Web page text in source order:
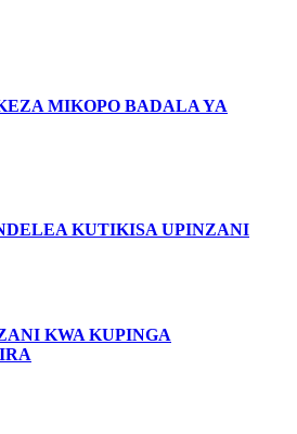
MIKOPO BADALA YA
KUTIKISA UPINZANI
KWA KUPINGA